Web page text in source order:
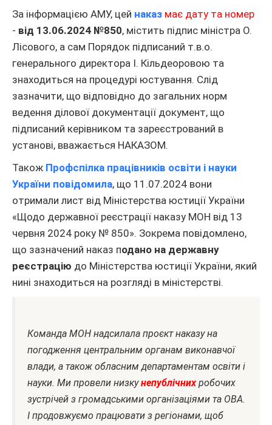
За інформацією АМУ, цей наказ має дату та номер
- від 13.06.2024 №850, містить підпис міністра О.
Лісового, а сам Порядок підписаний т.в.о.
генерального директора І. Кільдеоровою та
знаходиться на процедурі юстування. Слід
зазначити, що відповідно до загальних норм
ведення ділової документації документ, що
підписаний керівником та зареєстрований в
установі, вважається НАКАЗОМ.
Також Профспілка працівників освіти і науки
України повідомила, що 11.07.2024 вони
отримали лист від Міністерства юстиції України
«Щодо державної реєстрації наказу МОН від 13
червня 2024 року № 850». Зокрема повідомлено,
що зазначений наказ подано на державну
реєстрацію до Міністерства юстиції України, який
нині знаходиться на розгляді в міністерстві.
Команда МОН надсилала проєкт наказу на
погодження центральним органам виконавчої
влади, а також обласним департаментам освіти і
науки. Ми провели низкунепублічних робочих
зустрічей з громадськими організаціями та ОВА.
І продовжуємо працювати з регіонами, щоб